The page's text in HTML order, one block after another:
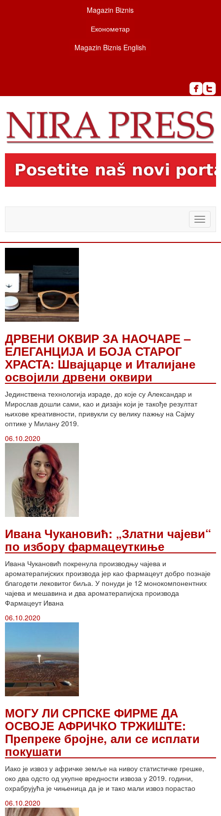
Magazin Biznis
Економетар
Magazin Biznis English
Toggle
ДРВЕНИ ОКВИР ЗА НАОЧАРЕ –
ЕЛЕГАНЦИЈА И БОЈА СТАРОГ
ХРАСТА: Швајцарце и Италијане
освојили дрвени оквири
Јединствена технологија израде, до које су Александар и
Мирослав дошли сами, као и дизајн који је такође резултат
њихове креативности, привукли су велику пажњу на Сајму
оптике у Милану 2019.
06.10.2020
Ивана Чукановић: „Златни чајеви“
по избору фармацеуткиње
Ивана Чукановић покренула производњу чајева и
ароматерапијских производа јер као фармацеут добро познаје
благодети лековитог биља. У понуди је 12 монокомпонентних
чајева и мешавина и два ароматерапијска производа
Фармацеут Ивана
06.10.2020
МОГУ ЛИ СРПСКЕ ФИРМЕ ДА
ОСВОЈЕ АФРИЧКО ТРЖИШТЕ:
Препреке бројне, али се исплати
покушати
Иако је извоз у афричке земље на нивоу статистичке грешке,
око два одсто од укупне вредности извоза у 2019. години,
охрабрујућа је чињеница да је и тако мали извоз порастао
06.10.2020